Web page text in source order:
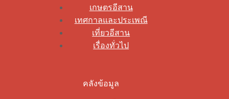
เกษตรอีสาน
เทศกาลและประเพณี
เที่ยวอีสาน
เรื่องทั่วไป
คลังข้อมูล